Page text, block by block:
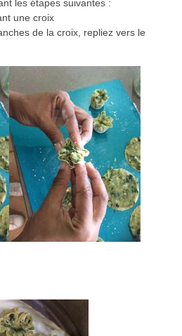
les étapes suivantes :
une croix
de la croix, repliez vers le